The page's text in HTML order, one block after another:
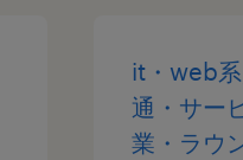
it・web
通・サー
業・ラウ